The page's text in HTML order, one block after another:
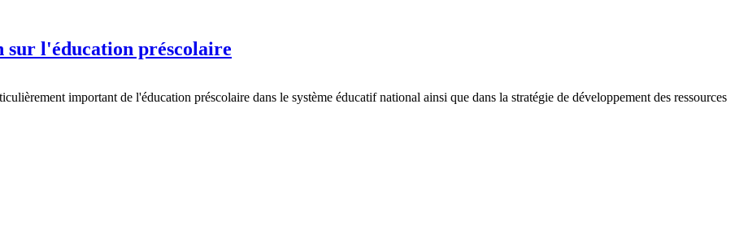
l'éducation préscolaire
important de l'éducation préscolaire dans le système éducatif national ainsi que dans la stratégie de développement des ressources